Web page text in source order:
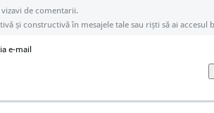
de comentarii.
și constructivă în mesajele tale sau riști să ai accesul
e-mail